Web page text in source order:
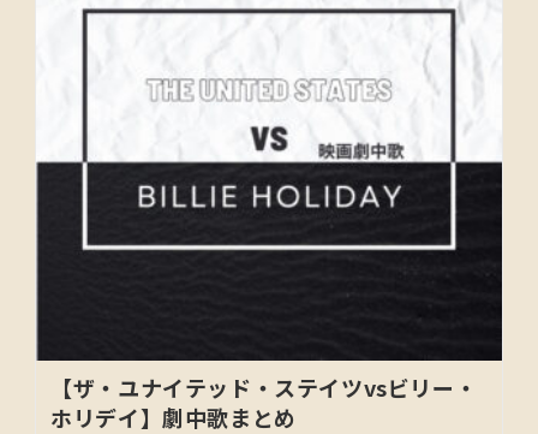
【ザ・ユナイテッド・ステイツvsビリー・
ホリデイ】劇中歌まとめ